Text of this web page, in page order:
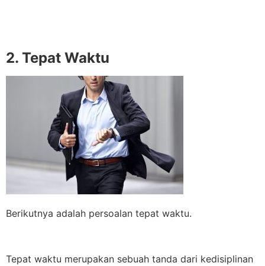
2. Tepat Waktu
Berikutnya adalah persoalan tepat waktu.
Tepat waktu merupakan sebuah tanda dari kedisiplinan